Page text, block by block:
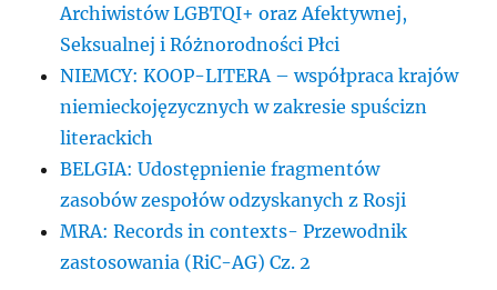
Archiwistów LGBTQI+ oraz Afektywnej,
Seksualnej i Różnorodności Płci
NIEMCY: KOOP-LITERA – współpraca krajów
niemieckojęzycznych w zakresie spuścizn
literackich
BELGIA: Udostępnienie fragmentów
zasobów zespołów odzyskanych z Rosji
MRA: Records in contexts- Przewodnik
zastosowania (RiC-AG) Cz. 2